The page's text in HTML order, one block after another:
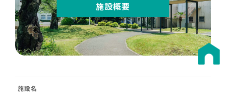
施設概要
施設名